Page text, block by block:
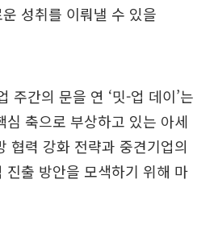
성취를 이뤄낼 수 있을
주간의 문을 연 ‘밋-업 데이’는
심 축으로 부상하고 있는 아세
협력 강화 전략과 중견기업의
진출 방안을 모색하기 위해 마